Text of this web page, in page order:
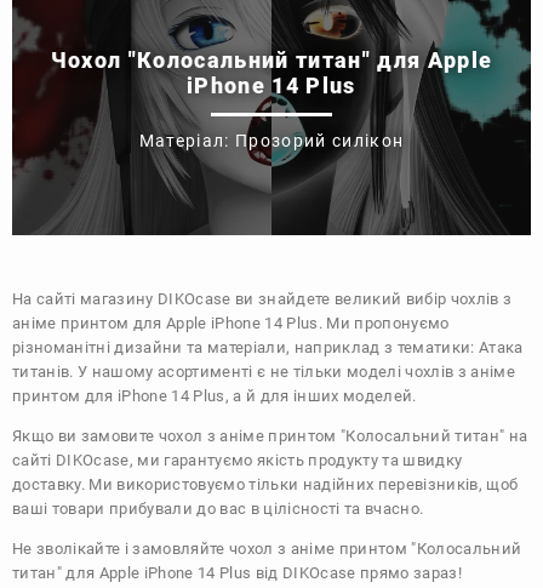
Чохол "Колосальний титан" для Apple
iPhone 14 Plus
Матеріал: Прозорий силікон
На сайті магазину DIKOcase ви знайдете великий вибір чохлів з
аніме принтом для Apple iPhone 14 Plus. Ми пропонуємо
різноманітні дизайни та матеріали, наприклад з тематики:Атака
титанів. У нашому асортименті є не тільки моделі чохлів з аніме
принтом для iPhone 14 Plus, а й для інших моделей.
Якщо ви замовите чохол з аніме принтом "Колосальний титан" на
сайті DIKOcase, ми гарантуємо якість продукту та швидку
доставку. Ми використовуємо тільки надійних перевізників, щоб
ваші товари прибували до вас в цілісності та вчасно.
Не зволікайте і замовляйте чохол з аніме принтом "Колосальний
титан" для Apple iPhone 14 Plus від DIKOcase прямо зараз!